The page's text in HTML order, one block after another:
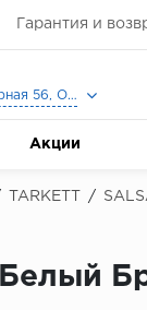
Гарантия и
г. Новосибирск, ул. Выборная 56, Офис, Выставочный зал
Акции
TARKETT /
Белый